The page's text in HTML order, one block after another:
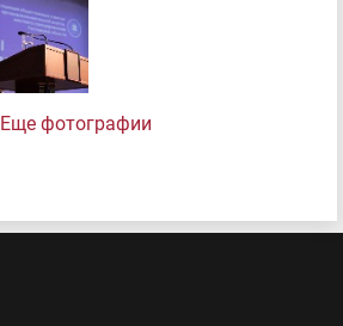
Еще фотографии